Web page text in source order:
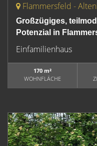
Flammersfeld -
Großzügiges,
Potenzial in
Einfamilienhaus
170 m²
WOHNFLÄCHE